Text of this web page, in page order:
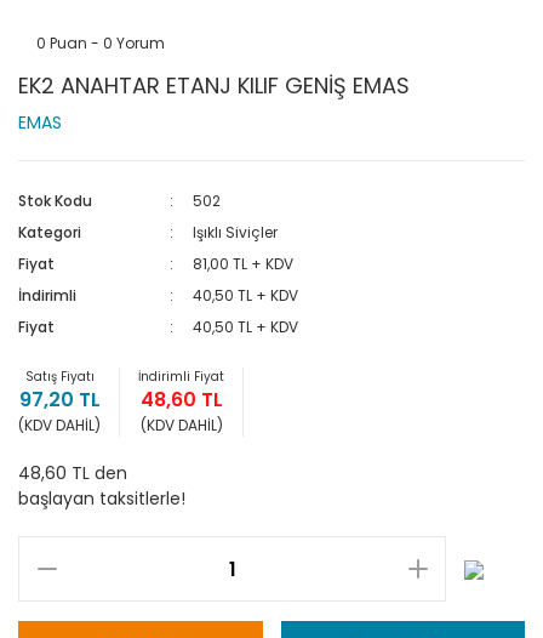
0 Puan - 0 Yorum
EK2 ANAHTAR ETANJ KILIF GENİŞ EMAS
EMAS
Stok Kodu
502
Kategori
Işıklı Siviçler
Fiyat
81,00 TL + KDV
İndirimli
40,50 TL + KDV
Fiyat
40,50 TL + KDV
Satış Fiyatı
97,20 TL
(KDV DAHİL)
İndirimli Fiyat
48,60 TL
(KDV DAHİL)
48,60 TL den
başlayan taksitlerle!